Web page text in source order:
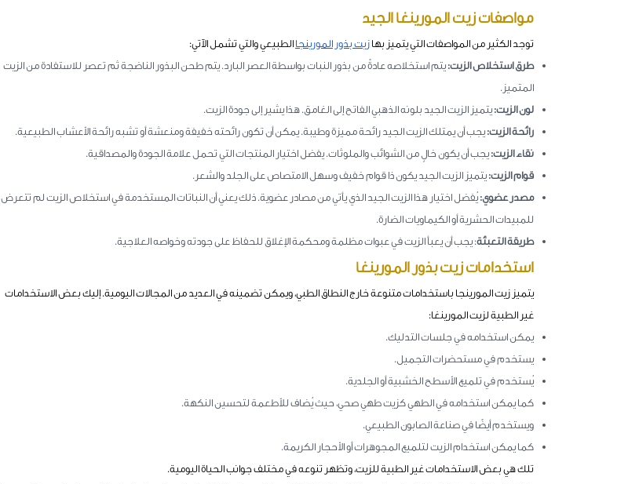
مواصفات زيت المورينغا الجيد
توجد الكثير من المواصفات التي يتميز بها زيت بذور المورينجا الطبيعي والتي تشمل الآتي:
طرق استخلاص الزيت: يتم استخلاصه عادةً من بذور النبات بواسطة العصر البارد. يتم طحن البذور الناضجة ثم تعصر للاستفادة من الزيت
المتميز.
لون الزيت: يتميز الزيت الجيد بلونه الذهبي الفاتح إلى الغامق. هذا يشير إلى جودة الزيت.
رائحة الزيت: يجب أن يمتلك الزيت الجيد رائحة مميزة وطيبة. يمكن أن تكون رائحته خفيفة ومنعشة أو تشبه رائحة الأعشاب الطبيعية.
نقاء الزيت: يجب أن يكون خالٍ من الشوائب والملوثات. يفضل اختيار المنتجات التي تحمل علامة الجودة والمصداقية.
قوام الزيت: يتميز الزيت الجيد يكون ذا قوام خفيف وسهل الامتصاص على الجلد والشعر.
مصدر عضوي: يُفضل اختيار هذا الزيت الجيد الذي يأتي من مصادر عضوية. ذلك يعني أن النباتات المستخدمة في استخلاص الزيت لم تتعرض
للمبيدات الحشرية أو الكيماويات الضارة.
طريقة التعبئة: يجب أن يعبأ الزيت في عبوات مظلمة ومحكمة الإغلاق للحفاظ على جودته وخواصه العلاجية.
استخدامات زيت بذور المورينغا
يتميز زيت المورينجا باستخدامات متنوعة خارج النطاق الطبي، ويمكن تضمينه في العديد من المجالات اليومية. إليك بعض الاستخدامات
غير الطبية لزيت المورينغا:
يمكن استخدامه في جلسات التدليك.
يستخدم في مستحضرات التجميل.
يُستخدم في تلميع الأسطح الخشبية أو الجلدية.
كما يمكن استخدامه في الطهي كزيت طهي صحي، حيث يُضاف للأطعمة لتحسين النكهة.
ويستخدم أيضًا في صناعة الصابون الطبيعي.
كما يمكن استخدام الزيت لتلميع المجوهرات أو الأحجار الكريمة.
تلك هي بعض الاستخدامات غير الطبية للزيت، وتظهر تنوعه في مختلف جوانب الحياة اليومية.